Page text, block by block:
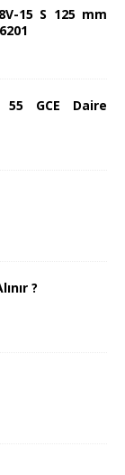
15 S 125 mm
55 GCE Daire
?